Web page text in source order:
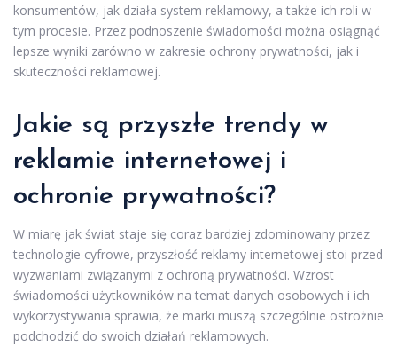
konsumentów, jak działa system reklamowy, a także ich roli w
tym procesie. Przez podnoszenie świadomości można osiągnąć
lepsze wyniki zarówno w zakresie ochrony prywatności, jak i
skuteczności reklamowej.
Jakie są przyszłe trendy w
reklamie internetowej i
ochronie prywatności?
W miarę jak świat staje się coraz bardziej zdominowany przez
technologie cyfrowe, przyszłość reklamy internetowej stoi przed
wyzwaniami związanymi z ochroną prywatności. Wzrost
świadomości użytkowników na temat danych osobowych i ich
wykorzystywania sprawia, że marki muszą szczególnie ostrożnie
podchodzić do swoich działań reklamowych.